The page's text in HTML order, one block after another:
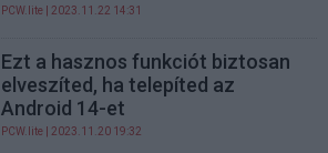
PCW.lite | 2023.11.22 14:31
Ezt a hasznos funkciót biztosan
elveszíted, ha telepíted az
Android 14-et
PCW.lite | 2023.11.20 19:32